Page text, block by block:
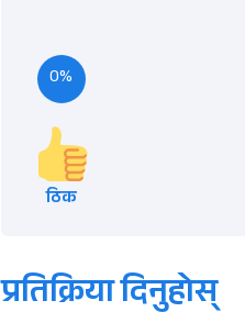
0%
ठिक
प्रतिक्रिया दिनुहोस्